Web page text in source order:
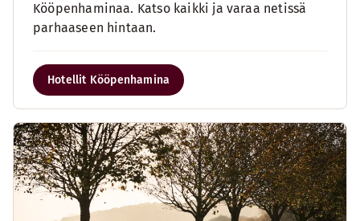
Kööpenhaminaa. Katso kaikki ja varaa netissä
parhaaseen hintaan.
Hotellit Kööpenhamina